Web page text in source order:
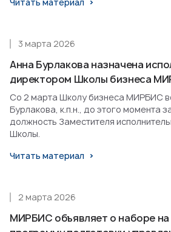
Анна Бурлакова назначена
директором Школы бизнеса
3 марта 2026
Со 2 марта Школу бизнеса МИРБИС
Бурлакова, к.п.н., до этого момента
должность Заместителя
Школы.
Читать материал
МИРБИС объявляет о наборе
2 марта 2026